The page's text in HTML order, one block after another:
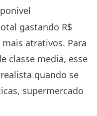
gastando R$
atrativos. Para
classe media, esse
quando se
supermercado